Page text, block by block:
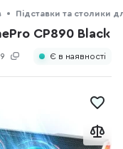
Підставки та столики
CP890 Black
Є в наявності